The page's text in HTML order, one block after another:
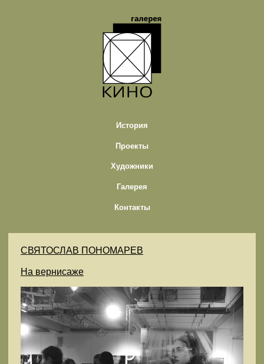
История
Проекты
Художники
Галерея
Контакты
СВЯТОСЛАВ ПОНОМАРЕВ
На вернисаже